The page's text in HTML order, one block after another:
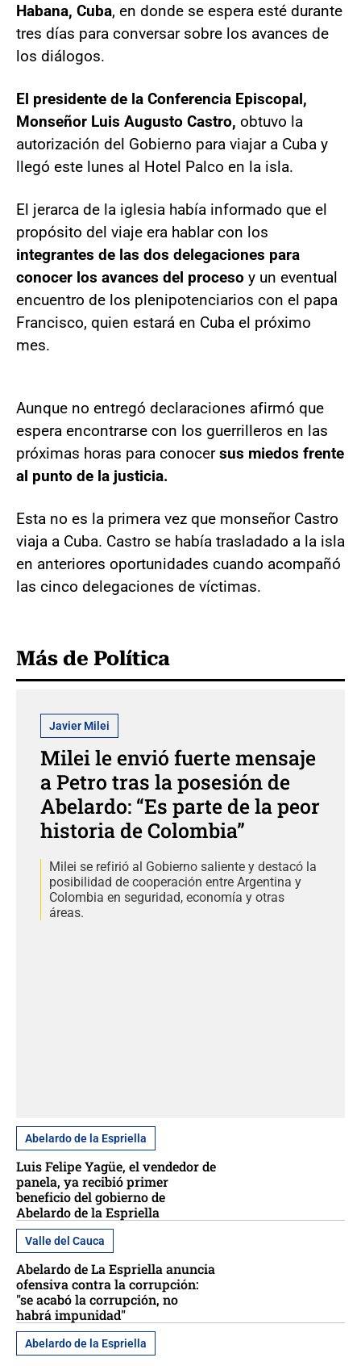
Habana, Cuba, en donde se espera esté durante
tres días para conversar sobre los avances de
los diálogos.
El presidente de la Conferencia Episcopal,
Monseñor Luis Augusto Castro, obtuvo la
autorización del Gobierno para viajar a Cuba y
llegó este lunes al Hotel Palco en la isla.
El jerarca de la iglesia había informado que el
propósito del viaje era hablar con los
integrantes de las dos delegaciones para
conocer los avances del proceso y un eventual
encuentro de los plenipotenciarios con el papa
Francisco, quien estará en Cuba el próximo
mes.
Aunque no entregó declaraciones afirmó que
espera encontrarse con los guerrilleros en las
próximas horas para conocersus miedos frente
al punto de la justicia.
Esta no es la primera vez que monseñor Castro
viaja a Cuba. Castro se había trasladado a la isla
en anteriores oportunidades cuando acompañó
las cinco delegaciones de víctimas.
Más de Política
Javier Milei
Milei le envió fuerte mensaje
a Petro tras la posesión de
Abelardo: “Es parte de la peor
historia de Colombia”
Milei se refirió al Gobierno saliente y destacó la
posibilidad de cooperación entre Argentina y
Colombia en seguridad, economía y otras
áreas.
Abelardo de la Espriella
Luis Felipe Yagüe, el vendedor de
panela, ya recibió primer
beneficio del gobierno de
Abelardo de la Espriella
Valle del Cauca
Abelardo de La Espriella anuncia
ofensiva contra la corrupción:
"se acabó la corrupción, no
habrá impunidad"
Abelardo de la Espriella